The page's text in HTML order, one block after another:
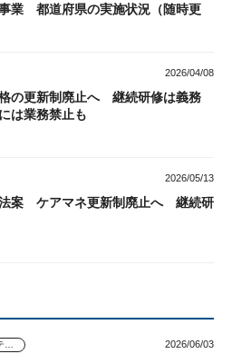
業 都道府県の実施状況（随時更
2026/04/08
の更新制廃止へ 継続研修は義務
は業務禁止も
2026/05/13
法案 ケアマネ更新制廃止へ 継続研
2026/06/03